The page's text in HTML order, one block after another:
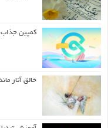
کمپین
خالق آثار